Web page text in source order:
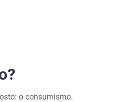
o consumismo.